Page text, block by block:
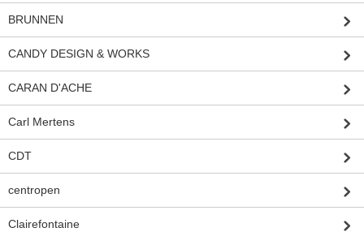
BRUNNEN
CANDY DESIGN & WORKS
CARAN D'ACHE
Carl Mertens
CDT
centropen
Clairefontaine